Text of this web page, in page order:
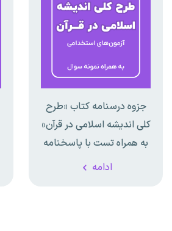
جزوه درسنامه کتاب «طرح
کلی اندیشه اسلامی در قرآن»
به همراه تست با پاسخنامه
تشریحی
ادامه